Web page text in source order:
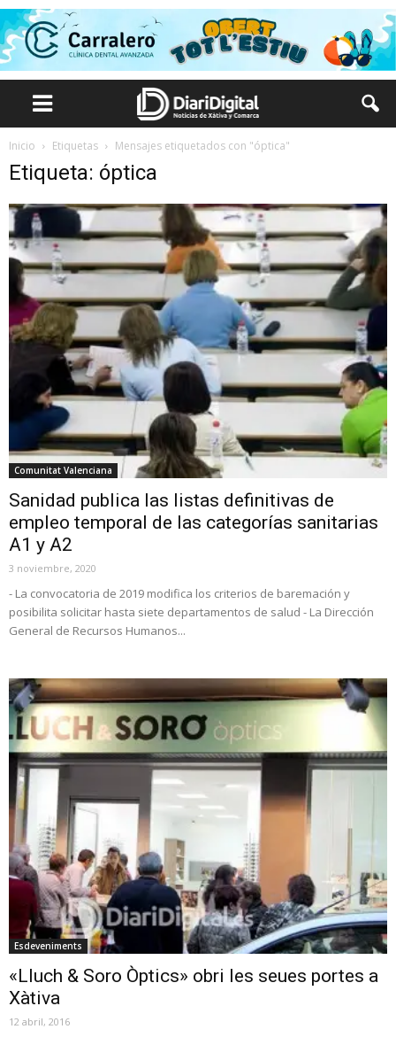
Inicio Etiquetas Mensajes etiquetados con "óptica"
Etiqueta: óptica
Comunitat Valenciana
Sanidad publica las listas definitivas de
empleo temporal de las categorías sanitarias
A1 y A2
3 noviembre, 2020
- La convocatoria de 2019 modifica los criterios de baremación y
posibilita solicitar hasta siete departamentos de salud - La Dirección
General de Recursos Humanos...
Esdeveniments
«Lluch & Soro Òptics» obri les seues portes a
Xàtiva
12 abril, 2016